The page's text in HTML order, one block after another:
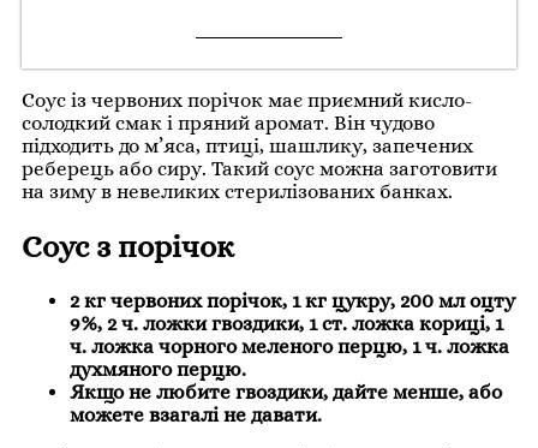
Соус із червоних порічок має приємний кисло-
солодкий смак і пряний аромат. Він чудово
підходить до м’яса, птиці, шашлику, запечених
реберець або сиру. Такий соус можна заготовити
на зиму в невеликих стерилізованих банках.
Соус з порічок
2 кг червоних порічок, 1 кг цукру, 200 мл оцту
9%, 2 ч. ложки гвоздики, 1 ст. ложка кориці, 1
ч. ложка чорного меленого перцю, 1 ч. ложка
духмяного перцю.
Якщо не любите гвоздики, дайте менше, або
можете взагалі не давати.